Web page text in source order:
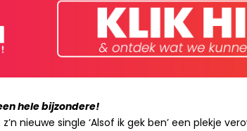
hele bijzondere!
nieuwe single ‘Alsof ik gek ben’ een plekje